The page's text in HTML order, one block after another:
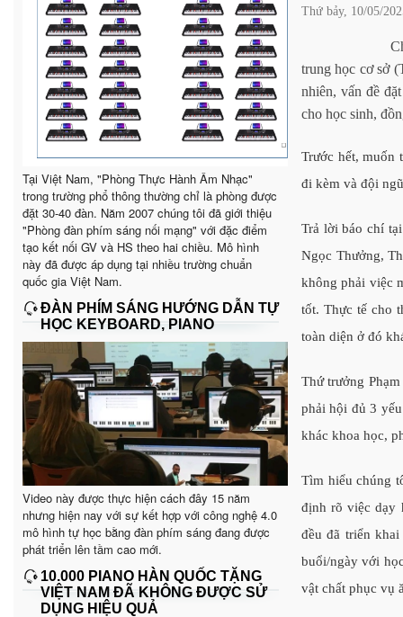
Tại Việt Nam, "Phòng Thực Hành Âm Nhạc"
trong trường phổ thông thường chỉ là phòng được
đặt 30-40 đàn. Năm 2007 chúng tôi đã giới thiệu
"Phòng đàn phím sáng nối mạng" với đặc điểm
tạo kết nối GV và HS theo hai chiều. Mô hình
này đã được áp dụng tại nhiều trường chuẩn
quốc gia Việt Nam.
ĐÀN PHÍM SÁNG HƯỚNG DẪN TỰ
HỌC KEYBOARD, PIANO
Video này được thực hiện cách đây 15 năm
nhưng hiện nay với sự kết hợp với công nghệ 4.0
mô hình tự học bằng đàn phím sáng đang được
phát triển lên tầm cao mới.
10.000 PIANO HÀN QUỐC TẶNG
VIỆT NAM ĐÃ KHÔNG ĐƯỢC SỬ
DỤNG HIỆU QUẢ
Thứ bảy, 10/05/
trung học cơ sở
nhiên, vấn đề
cho học sinh,
Trước hết, muốn
đi kèm và đội
Trả lời báo chí
Ngọc Thưởng,
không phải việc
tốt. Thực tế cho
toàn diện ở đó
Thứ trưởng
phải hội đủ 3
khác khoa học,
Tìm hiểu chúng
định rõ việc dạy
đều đã triển
buổi/ngày với
vật chất phục vụ